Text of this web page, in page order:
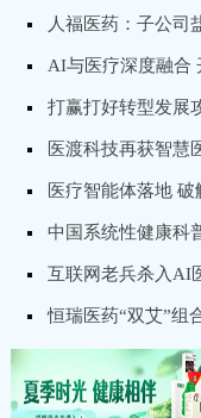
人福医药：子公司
AI与医疗深度融合
医疗智能体落地
中国系统性健康科
互联网老兵杀入AI